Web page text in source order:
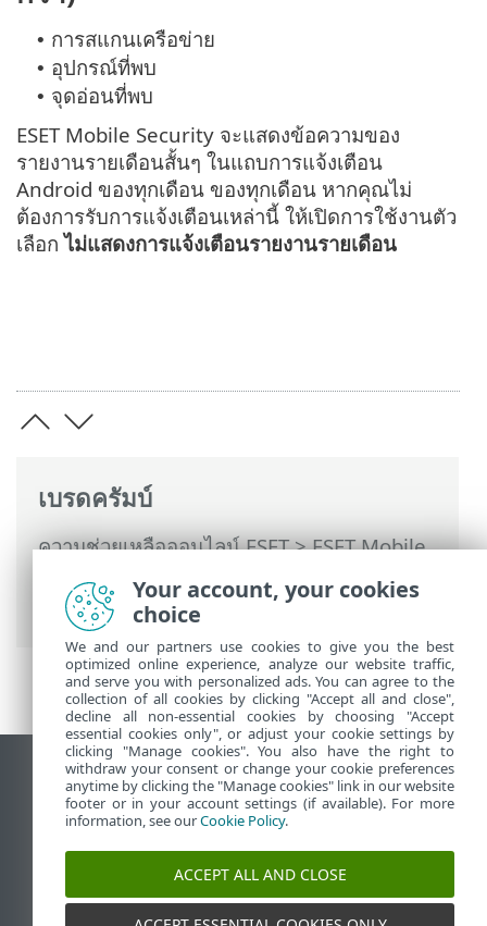
เบรดครัมบ์
ความช่วยเหลือออนไลน์ ESET>ESET Mobile
Security
>การใช้งาน ESET Mobile Security
> รายงานด้านความปลอดภัย
• การสแกนเครือข่าย
• อุปกรณ์ที่พบ
• จุดอ่อนที่พบ
ESET Mobile Security จะแสดงข้อความของ
รายงานรายเดือนสั้นๆ ในแถบการแจ้งเตือน
Android ของทุกเดือน ของทุกเดือน หากคุณไม่
ต้องการรับการแจ้งเตือนเหล่านี้ ให้เปิดการใช้งานตัว
เลือกไม่แสดงการแจ้งเตือนรายงานรายเดือน
ดูไซต์เดสก์ท็อป
End of Life
ESET Status Portal
Your account, your cookies
choice
We and our partners use cookies to give you the best
optimized online experience, analyze our website traffic,
and serve you with personalized ads. You can agree to the
collection of all cookies by clicking "Accept all and close",
decline all non-essential cookies by choosing "Accept
essential cookies only", or adjust your cookie settings by
clicking "Manage cookies". You also have the right to
withdraw your consent or change your cookie preferences
anytime by clicking the "Manage cookies" link in our website
footer or in your account settings (if available). For more
information, see ourCookie Policy.
ACCEPT ALL AND CLOSE